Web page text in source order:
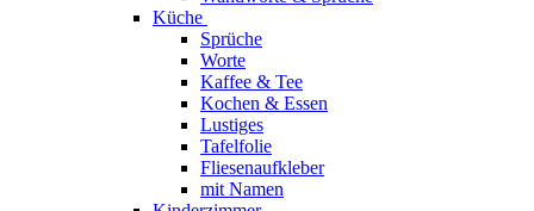
Küche
Sprüche
Worte
Kaffee & Tee
Kochen & Essen
Lustiges
Tafelfolie
Fliesenaufkleber
mit Namen